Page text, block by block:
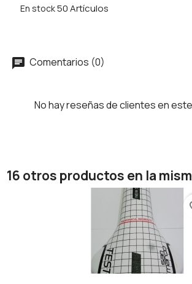
En stock50 Artículos
Comentarios (0)
No hay reseñas de clientes en
16 otros productos en la